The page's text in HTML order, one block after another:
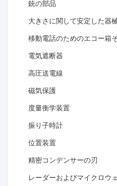
銃の部品
大きさに関して安定した器
移動電話のためのエコー箱
電気遮断器
高圧送電線
磁気保護
度量衡学装置
振り子時計
位置装置
精密コンデンサーの刃
レーダーおよびマイクロウ